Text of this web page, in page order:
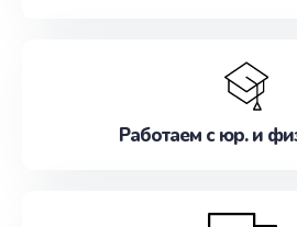
Работаем с юр. и